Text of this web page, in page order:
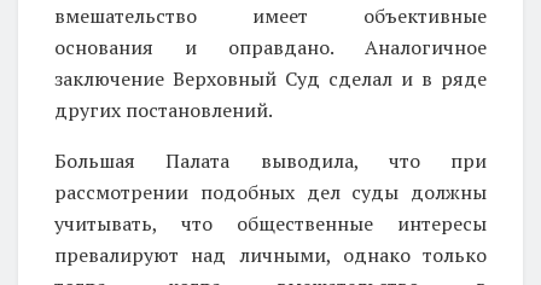
вмешательство имеет объективные
основания и оправдано. Аналогичное
заключение Верховный Суд сделал и в ряде
других постановлений.
Большая Палата выводила, что при
рассмотрении подобных дел суды должны
учитывать, что общественные интересы
превалируют над личными, однако только